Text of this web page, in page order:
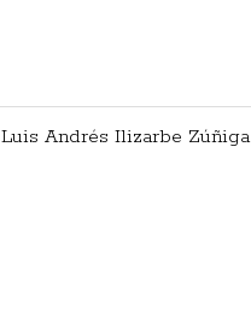
Luis Andrés Ilizarbe Zúñiga